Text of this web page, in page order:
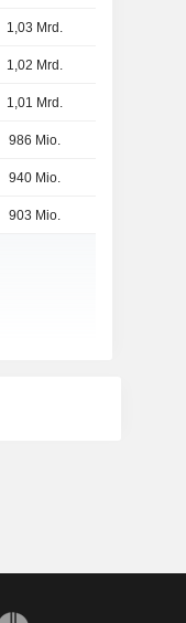
1,03 Mrd.
1,02 Mrd.
1,01 Mrd.
986 Mio.
940 Mio.
903 Mio.